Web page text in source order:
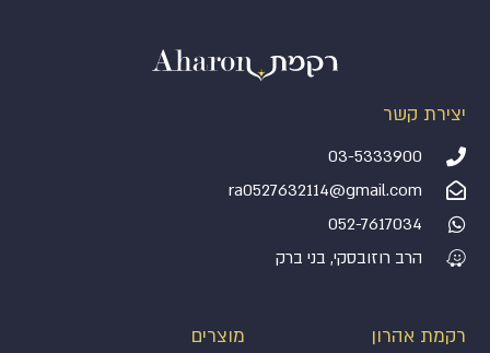
יצירת קשר
03-5333900
ra0527632114@gmail.com
052-7617034
הרב רוזובסקי, בני ברק
רקמת אהרון מוצרים